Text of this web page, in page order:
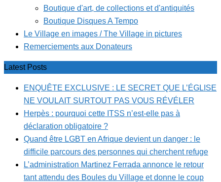
Boutique d'art, de collections et d'antiquités
Boutique Disques A Tempo
Le Village en images / The Village in pictures
Remerciements aux Donateurs
Latest Posts
ENQUÊTE EXCLUSIVE : LE SECRET QUE L’ÉGLISE
NE VOULAIT SURTOUT PAS VOUS RÉVÉLER
Herpès : pourquoi cette ITSS n’est-elle pas à
déclaration obligatoire ?
Quand être LGBT en Afrique devient un danger : le
difficile parcours des personnes qui cherchent refuge
L’administration Martinez Ferrada annonce le retour
tant attendu des Boules du Village et donne le coup